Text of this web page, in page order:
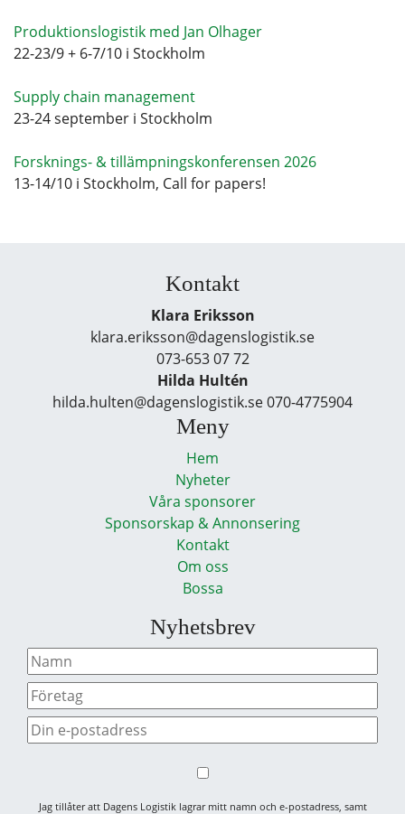
Produktionslogistik med Jan Olhager
22-23/9 + 6-7/10 i Stockholm
Supply chain management
23-24 september i Stockholm
Forsknings- & tillämpningskonferensen 2026
13-14/10 i Stockholm, Call for papers!
Kontakt
Klara Eriksson
klara.eriksson@dagenslogistik.se
073-653 07 72
Hilda Hultén
hilda.hulten@dagenslogistik.se 070-4775904
Meny
Hem
Nyheter
Våra sponsorer
Sponsorskap & Annonsering
Kontakt
Om oss
Bossa
Nyhetsbrev
Jag tillåter att Dagens Logistik lagrar mitt namn och e-postadress, samt